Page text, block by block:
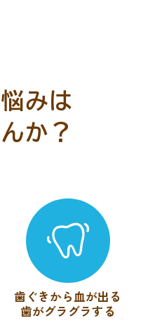
みは
か？
歯ぐきから血が出る
歯がグラグラする